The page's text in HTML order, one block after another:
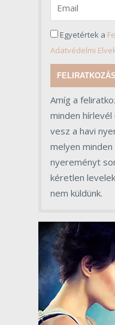
Egyetértek a
Adatvédelmi
FELIRATKOZÁS
Amíg a
minden
vesz a havi
melyen
nyereményt
kéretlen
nem küldünk.